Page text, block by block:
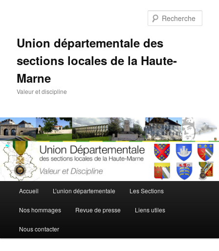
Union départementale des
sections locales de la Haute-
Marne
Valeur et discipline
principal
Accueil L’union départementale Les Sections
Nos hommages Revue de presse Liens utiles
Nous contacter